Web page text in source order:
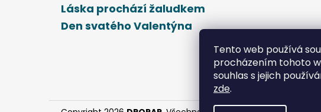
Tento web používá
procházením tohoto
souhlas s jejich
zde.
Láska prochází žaludkem
Den svatého Valentýna